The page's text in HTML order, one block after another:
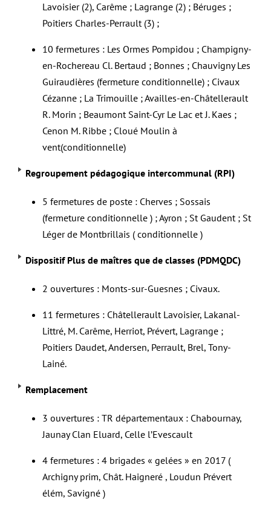
Lavoisier (2), Carême ; Lagrange (2) ; Béruges ;
Poitiers Charles-Perrault (3) ;
10 fermetures : Les Ormes Pompidou ; Champigny-
en-Rochereau Cl. Bertaud ; Bonnes ; Chauvigny Les
Guiraudières (fermeture conditionnelle) ; Civaux
Cézanne ; La Trimouille ; Availles-en-Châtellerault
R. Morin ; Beaumont Saint-Cyr Le Lac et J. Kaes ;
Cenon M. Ribbe ; Cloué Moulin à
vent(conditionnelle)
Regroupement pédagogique intercommunal (RPI)
5 fermetures de poste : Cherves ; Sossais
(fermeture conditionnelle ) ; Ayron ; St Gaudent ; St
Léger de Montbrillais ( conditionnelle )
Dispositif Plus de maîtres que de classes (PDMQDC)
2 ouvertures : Monts-sur-Guesnes ; Civaux.
11 fermetures : Châtellerault Lavoisier, Lakanal-
Littré, M. Carême, Herriot, Prévert, Lagrange ;
Poitiers Daudet, Andersen, Perrault, Brel, Tony-
Lainé.
Remplacement
3 ouvertures : TR départementaux : Chabournay,
Jaunay Clan Eluard, Celle l’Evescault
4 fermetures : 4 brigades « gelées » en 2017 (
Archigny prim, Chât. Haigneré , Loudun Prévert
élém, Savigné )